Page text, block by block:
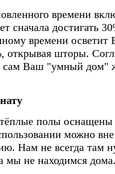
времени
сначала достигать
времени осветит
открывая шторы.
сам Ваш "умный дом"
полы оснащены
можно
Нам не всегда там
мы не находимся